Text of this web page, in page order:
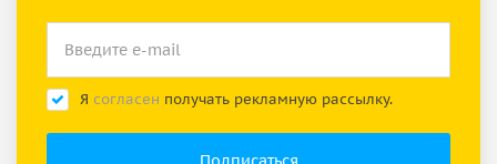
Я согласен получать рекламную рассылку.